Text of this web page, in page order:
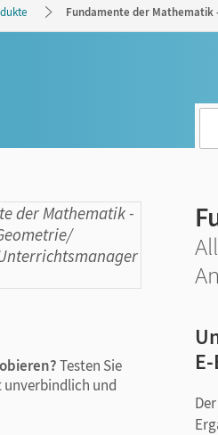
Fundamente der Mathematik
Testen Sie
unverbindlich und